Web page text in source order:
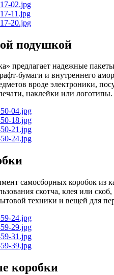
подушкой
предлагает надежные
бумаги и внутреннего
вроде электроники,
наклейки или логотипы.
самосборных коробок из
скотча, клея или
техники и вещей для
коробки